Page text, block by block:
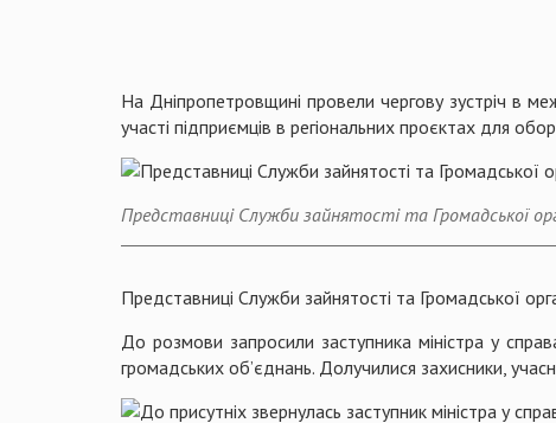
На Дніпропетровщині провели чергову зустріч в
участі підприємців в регіональних проєктах для
Представниці Служби зайнятості та Громадської
Представниці Служби зайнятості та Громадської
До розмови запросили заступника міністра у
громадських об’єднань. Долучилися захисники,